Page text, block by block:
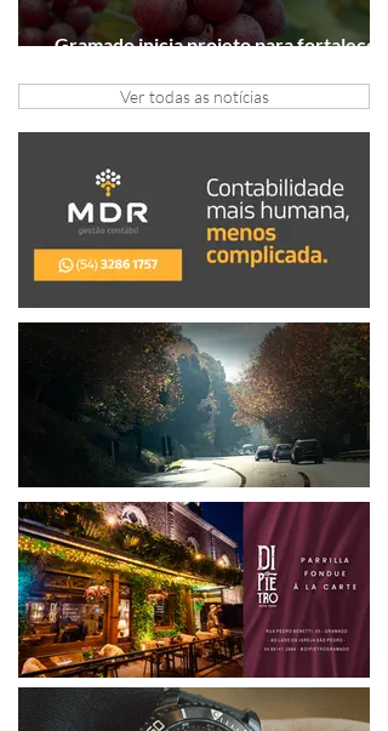
Gramado inicia projeto para fortalecer a
Ver todas as notícias